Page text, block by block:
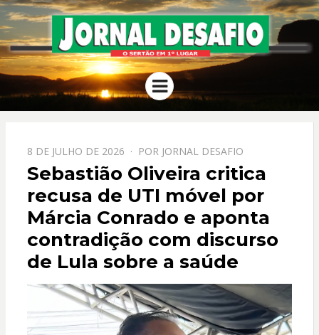
JORNAL
DESAFIO
O Sertão em 1º Lugar
Menu
PPOSTADO
EM
8 DE JULHO DE 2026 POR JORNAL DESAFIO
Sebastião Oliveira critica
recusa de UTI móvel por
Márcia Conrado e aponta
contradição com discurso
de Lula sobre a saúde